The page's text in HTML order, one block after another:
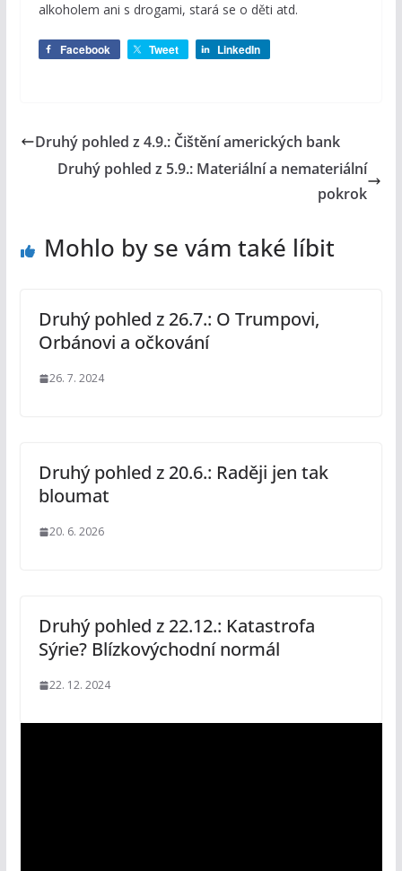
alkoholem ani s drogami, stará se o děti atd.
Facebook Tweet LinkedIn
Druhý pohled z 4.9.: Čištění amerických bank
Druhý pohled z 5.9.: Materiální a nemateriální
pokrok
Mohlo by se vám také líbit
Druhý pohled z 26.7.: O Trumpovi,
Orbánovi a očkování
26. 7. 2024
Druhý pohled z 20.6.: Raději jen tak
bloumat
20. 6. 2026
Druhý pohled z 22.12.: Katastrofa
Sýrie? Blízkovýchodní normál
22. 12. 2024